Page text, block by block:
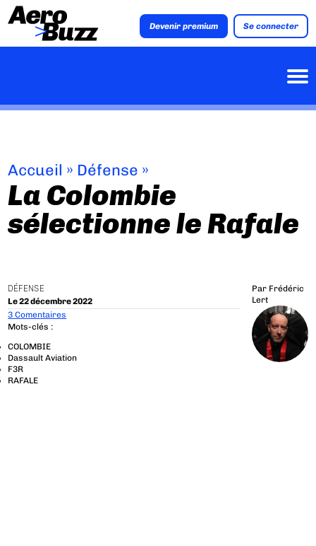
Devenir premium Se connecter
Accueil » Défense »
La Colombie
sélectionne le Rafale
DÉFENSE
Le 22 décembre 2022
Par Frédéric
Lert
3 Comentaires
Mots-clés :
COLOMBIE
Dassault Aviation
F3R
RAFALE